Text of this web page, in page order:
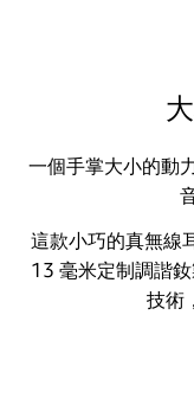
一個手掌大小的動
這款小巧的真無線
13 毫米定制調諧
技術，